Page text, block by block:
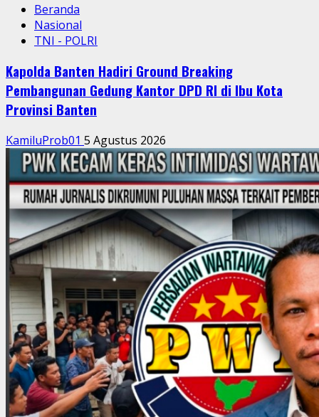
Beranda
Nasional
TNI - POLRI
Kapolda Banten Hadiri Ground Breaking
Pembangunan Gedung Kantor DPD RI di Ibu Kota
Provinsi Banten
KamiluProb01 5 Agustus 2026